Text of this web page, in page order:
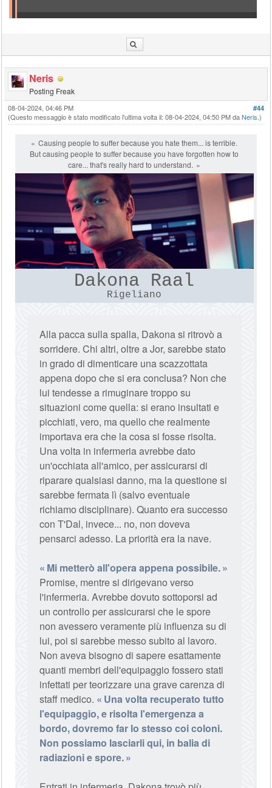
Neris
Posting Freak
#44
08-04-2024, 04:46 PM
(Questo messaggio è stato modificato l'ultima volta il: 08-04-2024, 04:50 PM daNeris .)
Causing people to suffer because you hate them... is terrible.
But causing people to suffer because you have forgotten how to
care... that's really hard to understand.
Dakona Raal
Rigeliano
Alla pacca sulla spalla, Dakona si ritrovò a
sorridere. Chi altri, oltre a Jor, sarebbe stato
in grado di dimenticare una scazzottata
appena dopo che si era conclusa? Non che
lui tendesse a rimuginare troppo su
situazioni come quella: si erano insultati e
picchiati, vero, ma quello che realmente
importava era che la cosa si fosse risolta.
Una volta in infermeria avrebbe dato
un'occhiata all'amico, per assicurarsi di
riparare qualsiasi danno, ma la questione si
sarebbe fermata lì (salvo eventuale
richiamo disciplinare). Quanto era successo
con T'Dal, invece... no, non doveva
pensarci adesso. La priorità era la nave.
Mi metterò all'opera appena possibile.
Promise, mentre si dirigevano verso
l'infermeria. Avrebbe dovuto sottoporsi ad
un controllo per assicurarsi che le spore
non avessero veramente più influenza su di
lui, poi si sarebbe messo subito al lavoro.
Non aveva bisogno di sapere esattamente
quanti membri dell'equipaggio fossero stati
infettati per teorizzare una grave carenza di
staff medico.
Una volta recuperato tutto
l'equipaggio, e risolta l'emergenza a
bordo, dovremo far lo stesso coi coloni.
Non possiamo lasciarli qui, in balia di
radiazioni e spore.